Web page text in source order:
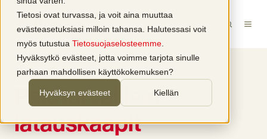
Tietosi ovat turvassa, ja voit aina muuttaa
evästeasetuksiasi milloin tahansa. Halutessasi voit
myös tutustua Tietosuojaselosteemme
Hyväksytkö evästeet, jotta voimme tarjota sinulle
parhaan mahdollisen käyttökokemuksen?
Hyväksyn evästeet Kiellän
Paloturvalliset
latauskaapit